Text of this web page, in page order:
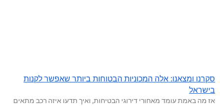
סקרנו ומצאנו: אלה המכוניות הבטוחות ביותר שאפשר לקנות
בישראל
אז מה באמת עומד מאחורי דירוגי הבטיחות, ואיך תדעו איזה רכב מתאים